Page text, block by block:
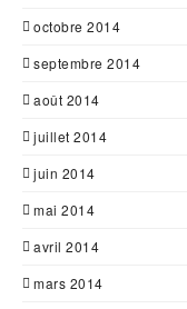
octobre 2014
septembre 2014
août 2014
juillet 2014
juin 2014
mai 2014
avril 2014
mars 2014